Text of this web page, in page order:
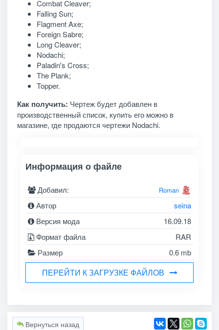
Combat Cleaver;
Falling Sun;
Flagment Axe;
Foreign Sabre;
Long Cleaver;
Nodachi;
Paladin's Cross;
The Plank;
Topper.
Как получить: Чертеж будет добавлен в
производственный список, купить его можно в
магазине, где продаются чертежи Nodachi.
Информация о файле
Добавил: Roman
Автор
seina
Версия мода
16.09.18
Формат файла
RAR
Размер
0.6 mb
ПЕРЕЙТИ К ЗАГРУЗКЕ ФАЙЛОВ
Вернуться назад